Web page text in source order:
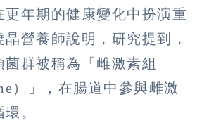
更年期的健康變化中扮演重
營養師說明，研究提到，
菌群被稱為「雌激素組
）」，在腸道中參與雌激
。